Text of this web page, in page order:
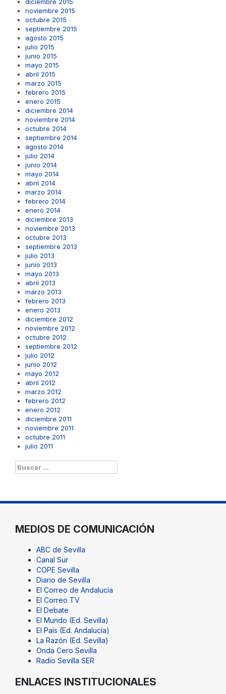
diciembre 2015
noviembre 2015
octubre 2015
septiembre 2015
agosto 2015
julio 2015
junio 2015
mayo 2015
abril 2015
marzo 2015
febrero 2015
enero 2015
diciembre 2014
noviembre 2014
octubre 2014
septiembre 2014
agosto 2014
julio 2014
junio 2014
mayo 2014
abril 2014
marzo 2014
febrero 2014
enero 2014
diciembre 2013
noviembre 2013
octubre 2013
septiembre 2013
julio 2013
junio 2013
mayo 2013
abril 2013
marzo 2013
febrero 2013
enero 2013
diciembre 2012
noviembre 2012
octubre 2012
septiembre 2012
julio 2012
junio 2012
mayo 2012
abril 2012
marzo 2012
febrero 2012
enero 2012
diciembre 2011
noviembre 2011
octubre 2011
julio 2011
Buscar:
MEDIOS DE COMUNICACIÓN
ABC de Sevilla
Canal Sur
COPE Sevilla
Diario de Sevilla
El Correo de Andalucía
El Correo TV
El Debate
El Mundo (Ed. Sevilla)
El País (Ed. Andalucía)
La Razón (Ed. Sevilla)
Onda Cero Sevilla
Radio Sevilla SER
ENLACES INSTITUCIONALES